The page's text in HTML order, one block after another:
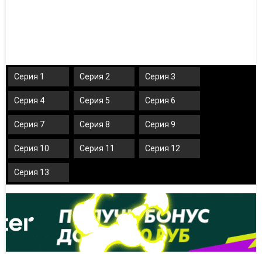
Серия 1 Серия 2 Серия 3
Серия 4 Серия 5 Серия 6
Серия 7 Серия 8 Серия 9
Серия 10 Серия 11 Серия 12
Серия 13